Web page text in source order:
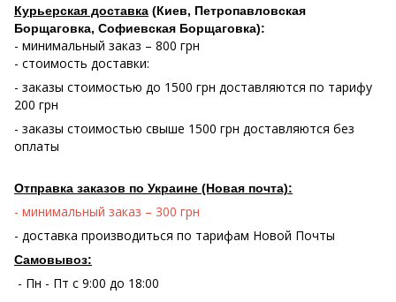
Курьерская доставка (Киев, Петропавловская
Борщаговка, Софиевская Борщаговка):
- минимальный заказ – 800 грн
- стоимость доставки:
- заказы стоимостью до 1500 грн доставляются по тарифу
200 грн
- заказы стоимостью свыше 1500 грн доставляются без
оплаты
Отправка заказов по Украине (Новая почта):
- минимальный заказ – 300 грн
- доставка производиться по тарифам Новой Почты
Самовывоз:
- Пн - Пт с 9:00 до 18:00